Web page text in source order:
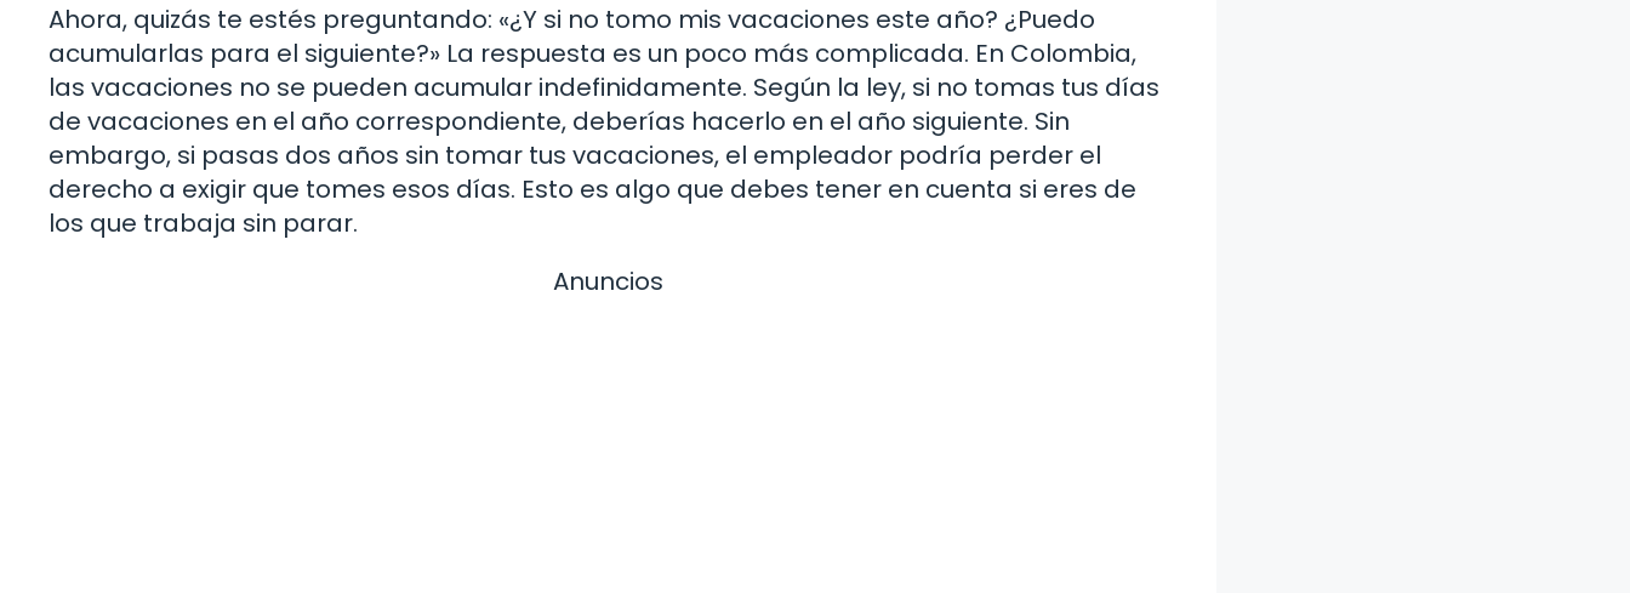
Ahora, quizás te estés preguntando: «¿Y si no tomo mis vacaciones este año? ¿Puedo
acumularlas para el siguiente?» La respuesta es un poco más complicada. En Colombia,
las vacaciones no se pueden acumular indefinidamente. Según la ley, si no tomas tus días
de vacaciones en el año correspondiente, deberías hacerlo en el año siguiente. Sin
embargo, si pasas dos años sin tomar tus vacaciones, el empleador podría perder el
derecho a exigir que tomes esos días. Esto es algo que debes tener en cuenta si eres de
los que trabaja sin parar.
Anuncios